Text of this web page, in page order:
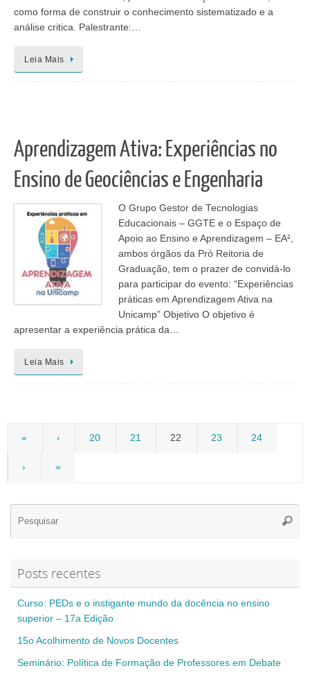
como forma de construir o conhecimento sistematizado e a
análise critica. Palestrante:…
Leia Mais
Aprendizagem Ativa: Experiências no
Ensino de Geociências e Engenharia
O Grupo Gestor de Tecnologias
Educacionais – GGTE e o Espaço de
Apoio ao Ensino e Aprendizagem – EA²,
ambos órgãos da Pró Reitoria de
Graduação, tem o prazer de convidá-lo
para participar do evento: “Experiências
práticas em Aprendizagem Ativa na
Unicamp” Objetivo O objetivo é
apresentar a experiência prática da…
Leia Mais
« ‹ 20 21 22 23 24
› »
Posts recentes
Curso: PEDs e o instigante mundo da docência no ensino
superior – 17a Edição
15o Acolhimento de Novos Docentes
Seminário: Política de Formação de Professores em Debate